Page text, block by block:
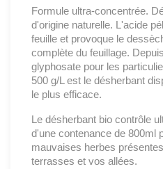
Formule ultra-concentrée.
d'origine naturelle. L'acide
feuille et provoque le
complète du feuillage.
glyphosate pour les
500 g/L est le désherbant
le plus efficace.
Le désherbant bio contrôle
d'une contenance de 800ml
mauvaises herbes
terrasses et vos allées.